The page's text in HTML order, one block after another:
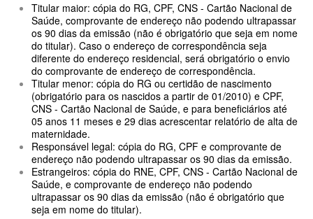
GARANTIA GS PLANO DE SAÚDE FAMILIAR
INTERCLINICAS PLANO DE SAÚDE FAMILIAR
KIPP PLANO DE SAÚDE FAMILIAR
MED TOUR PLANO DE SAÚDE FAMILIAR
MEDICAL HEALTH PLANO DE SAÚDE FAMILIAR
PLENA PLANO DE SAÚDE FAMILIAR
QSAUDE PLANO DE SAÚDE FAMILIAR
SANTA HELENA PLANO DE SAÚDE FAMILIAR
Titular maior: cópia do RG, CPF, CNS - Cartão Nacional de
Saúde, comprovante de endereço não podendo ultrapassar
os 90 dias da emissão (não é obrigatório que seja em nome
do titular). Caso o endereço de correspondência seja
diferente do endereço residencial, será obrigatório o envio
do comprovante de endereço de correspondência.
Titular menor: cópia do RG ou certidão de nascimento
(obrigatório para os nascidos a partir de 01/2010) e CPF,
CNS - Cartão Nacional de Saúde, e para beneficiários até
05 anos 11 meses e 29 dias acrescentar relatório de alta de
maternidade.
Responsável legal: cópia do RG, CPF e comprovante de
endereço não podendo ultrapassar os 90 dias da emissão.
Estrangeiros: cópia do RNE, CPF, CNS - Cartão Nacional de
Saúde, e comprovante de endereço não podendo
ultrapassar os 90 dias da emissão (não é obrigatório que
seja em nome do titular).